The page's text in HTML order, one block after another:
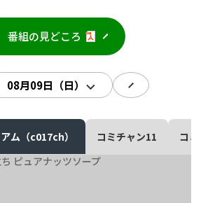
番組の見どころ
ム（c017ch） コミチャン11 コミ
ピュアナッツソープ